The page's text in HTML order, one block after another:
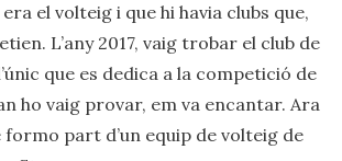
el volteig i que hi havia clubs que,
L’any 2017, vaig trobar el club de
que es dedica a la competició de
ho vaig provar, em va encantar. Ara
formo part d’un equip de volteig de